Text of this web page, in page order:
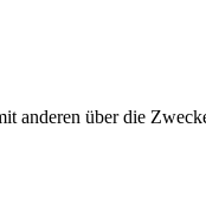
anderen über die